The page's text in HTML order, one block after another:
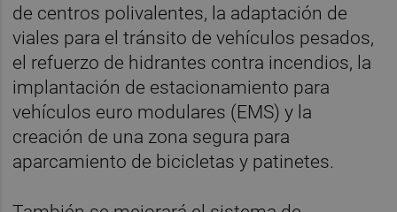
de centros polivalentes, la adaptación de
viales para el tránsito de vehículos pesados,
el refuerzo de hidrantes contra incendios, la
implantación de estacionamiento para
vehículos euro modulares (EMS) y la
creación de una zona segura para
aparcamiento de bicicletas y patinetes.